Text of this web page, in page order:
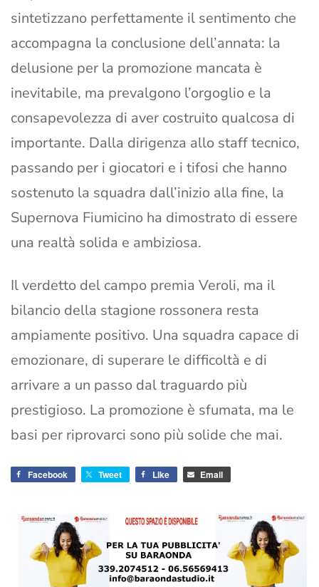
sintetizzano perfettamente il sentimento che
accompagna la conclusione dell’annata: la
delusione per la promozione mancata è
inevitabile, ma prevalgono l’orgoglio e la
consapevolezza di aver costruito qualcosa di
importante. Dalla dirigenza allo staff tecnico,
passando per i giocatori e i tifosi che hanno
sostenuto la squadra dall’inizio alla fine, la
Supernova Fiumicino ha dimostrato di essere
una realtà solida e ambiziosa.
Il verdetto del campo premia Veroli, ma il
bilancio della stagione rossonera resta
ampiamente positivo. Una squadra capace di
emozionare, di superare le difficoltà e di
arrivare a un passo dal traguardo più
prestigioso. La promozione è sfumata, ma le
basi per riprovarci sono più solide che mai.
Facebook Tweet Like Email